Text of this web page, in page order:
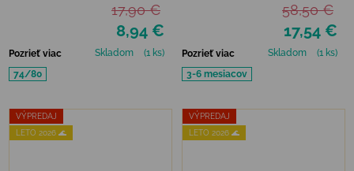
8,94 €
17,90 €
Pozrieť viac Skladom
(1 ks)
74/80
17,54 €
58,50 €
Pozrieť viac Skladom
(1 ks)
3-6 mesiacov
VÝPREDAJ
LETO 2026 🌊
VÝPREDAJ
LETO 2026 🌊